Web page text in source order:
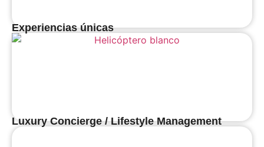
Experiencias únicas
Luxury Concierge / Lifestyle Management